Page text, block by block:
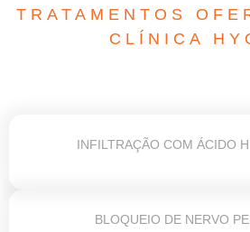
TRATAMENTOS
CLÍNICA
INFILTRAÇÃO COM ÁCIDO
BLOQUEIO DE NERVO